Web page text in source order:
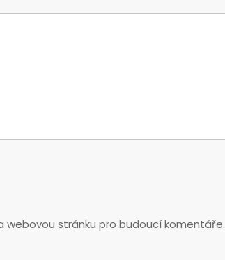
webovou stránku pro budoucí komentáře.